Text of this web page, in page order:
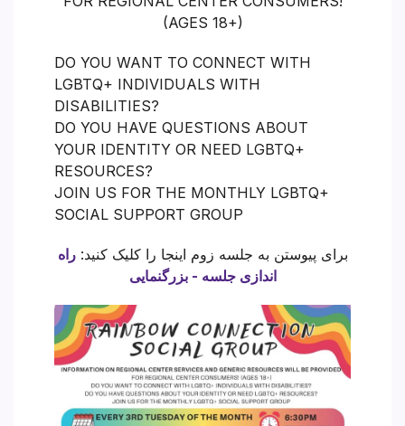
(AGES 18+)
DO YOU WANT TO CONNECT WITH
LGBTQ+ INDIVIDUALS WITH
DISABILITIES?
DO YOU HAVE QUESTIONS ABOUT
YOUR IDENTITY OR NEED LGBTQ+
RESOURCES?
JOIN US FOR THE MONTHLY LGBTQ+
SOCIAL SUPPORT GROUP
برای پیوستن به جلسه زوم اینجا را کلیک کنید:راه
اندازی جلسه - بزرگنمایی